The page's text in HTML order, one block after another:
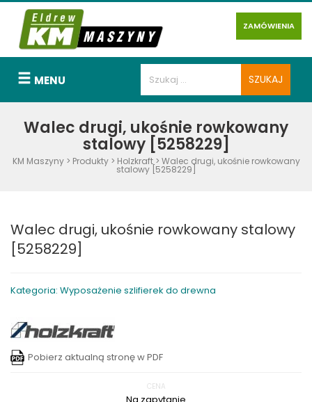
ZAMÓWIENIA
MENU
Walec drugi, ukośnie rowkowany
stalowy [5258229]
KM Maszyny> Produkty> Holzkraft> Walec drugi, ukośnie rowkowany
stalowy [5258229]
Walec drugi, ukośnie rowkowany stalowy
[5258229]
Kategoria: Wyposażenie szlifierek do drewna
Pobierz aktualną stronę w PDF
CENA